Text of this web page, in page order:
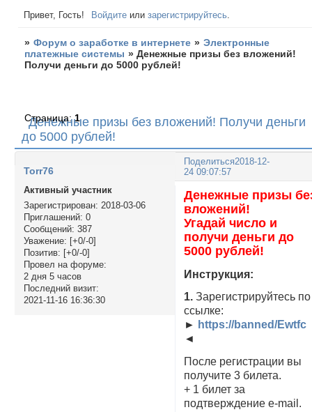
Привет, Гость! Войдите илизарегистрируйтесь
» Форум о заработке в интернете » Электронные
платежные системы »Денежные призы без вложений!
Получи деньги до 5000 рублей!
Денежные призы без вложений! Получи деньги
до 5000 рублей!
Страница:1
Поделиться2018-12-
24 09:07:57
Torr76
Активный участник
Зарегистрирован: 2018-03-06
Приглашений: 0
Сообщений: 387
Уважение: [+0/-0]
Позитив: [+0/-0]
Провел на форуме:
2 дня 5 часов
Последний визит:
2021-11-16 16:36:30
Денежные призы
вложений!
Угадай число и
получи деньги до
5000 рублей!
Инструкция:
1. Зарегистрируйтесь по
ссылке:
► https://banned/Ewtfc
◄
После регистрации вы
получите 3 билета.
+ 1 билет за
подтверждение e-mail.